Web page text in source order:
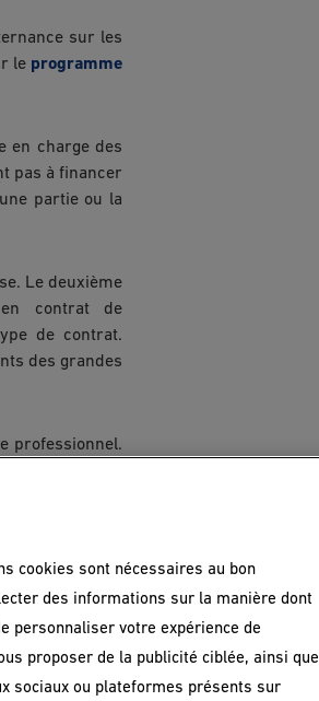
sur les
le programme
en charge des
pas à financer
partie ou la
Le deuxième
contrat de
de contrat.
des grandes
professionnel.
qui permettra
où il
en
cookies sont nécessaires au bon
des informations sur la manière dont
personnaliser votre expérience de
proposer de la publicité ciblée, ainsi que
sociaux ou plateformes présents sur